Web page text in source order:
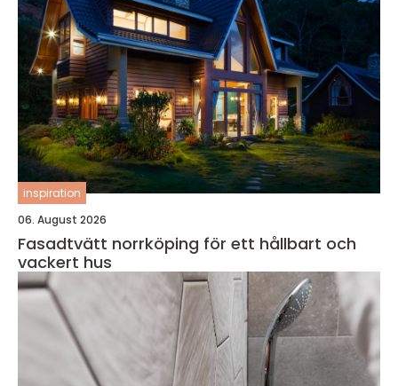
inspiration
06. August 2026
Fasadtvätt norrköping för ett hållbart och
vackert hus